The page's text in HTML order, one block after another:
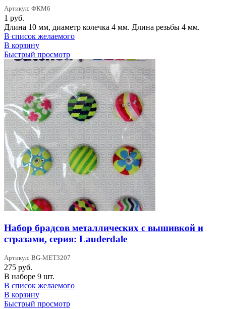
Артикул: ФКМ6
1 руб.
Длина 10 мм, диаметр колечка 4 мм. Длина резьбы 4 мм.
В список желаемого
В корзину
Быстрый просмотр
Набор брадсов металлических с вышивкой и
стразами, серия: Lauderdale
Артикул: BG-MET3207
275 руб.
В наборе 9 шт.
В список желаемого
В корзину
Быстрый просмотр